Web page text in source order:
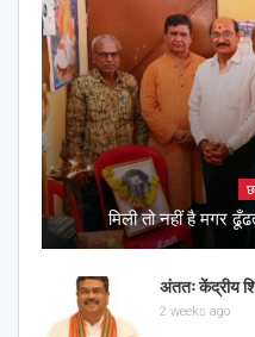
मिली तो नहीं है मगर
अंततः केंद्रीय
2 weeks ago